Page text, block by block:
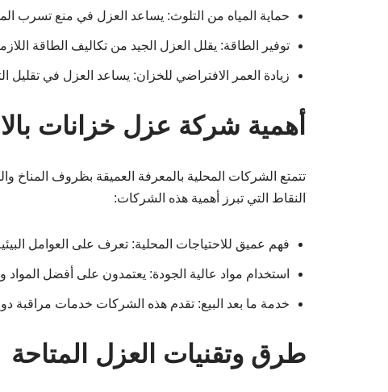
حماية المياه من التلوث: يساعد العزل في منع تسرب
توفير الطاقة: يقلل العزل الجيد من تكاليف الطاقة
زيادة العمر الافتراضي للخزان: يساعد العزل في
أهمية شركة عزل خزانات
تتمتع الشركات المحلية بالمعرفة العميقة بظروف المناخ
النقاط التي تبرز أهمية هذه الشركات:
فهم عميق للاحتياجات المحلية: تعرف على العوامل
استخدام مواد عالية الجودة: يعتمدون على أفضل المواد
خدمة ما بعد البيع: تقدم هذه الشركات خدمات مراقبة
طرق وتقنيات العزل المتاحة